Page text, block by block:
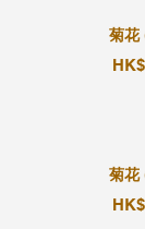
菊花
菊花